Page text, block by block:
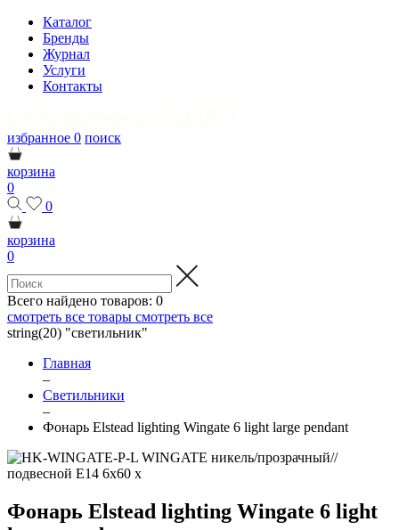
Каталог
Бренды
Журнал
Услуги
Контакты
избранное 0 поиск
корзина
0
0
корзина
0
Всего найдено товаров: 0
смотреть все товары смотреть все
string(20) "светильник"
Главная
–
Светильники
–
Фонарь Elstead lighting Wingate 6 light large pendant
Фонарь Elstead lighting Wingate 6 light